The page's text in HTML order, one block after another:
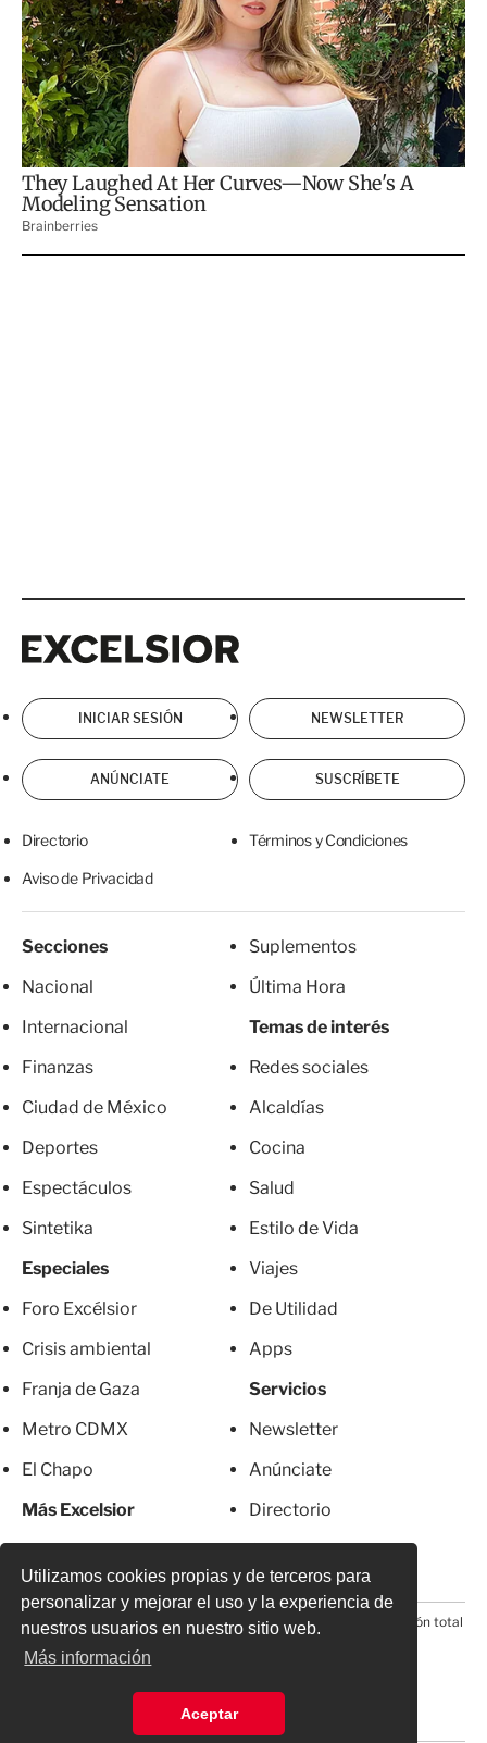
Utilizamos cookies propias y de terceros para
personalizar y mejorar el uso y la experiencia de
nuestros usuarios en nuestro sitio web.
Más información
Aceptar
INICIAR SESIÓN NEWSLETTER
ANÚNCIATE SUSCRÍBETE
Directorio Términos y Condiciones
Aviso de Privacidad
Secciones
Nacional
Internacional
Finanzas
Ciudad de México
Deportes
Espectáculos
Sintetika
Especiales
Foro Excélsior
Crisis ambiental
Franja de Gaza
Metro CDMX
El Chapo
Más Excelsior
Mujeres
Suplementos
Última Hora
Temas de interés
Redes sociales
Alcaldías
Cocina
Salud
Estilo de Vida
Viajes
De Utilidad
Apps
Servicios
Newsletter
Anúnciate
Directorio
Suscripciones
© 2026 Todos los derechos reservados. Prohibida la reproducción total
o parcial, incluyendo cualquier medio electrónico*